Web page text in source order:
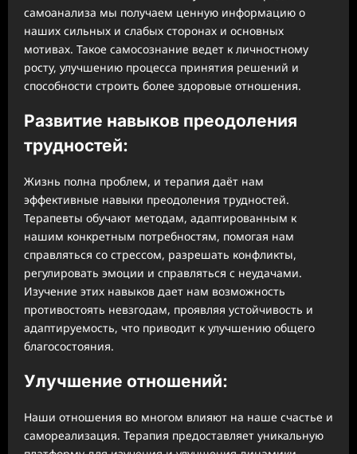
самоанализа мы получаем ценную информацию о
наших сильных и слабых сторонах и основных
мотивах. Такое самосознание ведет к личностному
росту, улучшению процесса принятия решений и
способности строить более здоровые отношения.
Развитие навыков преодоления
трудностей:
Жизнь полна проблем, и терапия даёт нам
эффективные навыки преодоления трудностей.
Терапевты обучают методам, адаптированным к
нашим конкретным потребностям, помогая нам
справляться со стрессом, разрешать конфликты,
регулировать эмоции и справляться с неудачами.
Изучение этих навыков дает нам возможность
противостоять невзгодам, проявляя устойчивость и
адаптируемость, что приводит к улучшению общего
благосостояния.
Улучшение отношений:
Наши отношения во многом влияют на наше счастье и
самореализация. Терапия предоставляет уникальную